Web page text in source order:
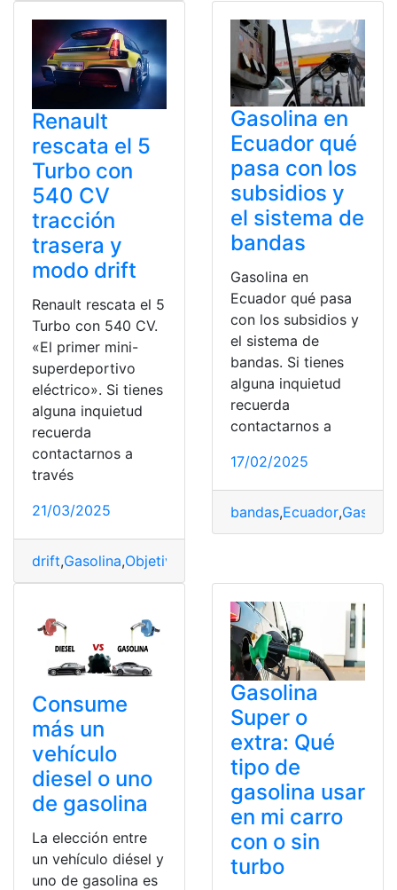
Renault
rescata el 5
Turbo con
540 CV
tracción
trasera y
modo drift
Renault rescata el 5
Turbo con 540 CV.
«El primer mini-
superdeportivo
eléctrico». Si tienes
alguna inquietud
recuerda
contactarnos a
través
21/03/2025
drift,Gasolina,Objetivo
Gasolina en
Ecuador qué
pasa con los
subsidios y
el sistema de
bandas
Gasolina en
Ecuador qué pasa
con los subsidios y
el sistema de
bandas. Si tienes
alguna inquietud
recuerda
contactarnos a
17/02/2025
bandas,Ecuador,
Consume
más un
vehículo
diesel o uno
de gasolina
La elección entre
un vehículo diésel y
uno de gasolina es
Gasolina
Super o
extra: Qué
tipo de
gasolina usar
en mi carro
con o sin
turbo